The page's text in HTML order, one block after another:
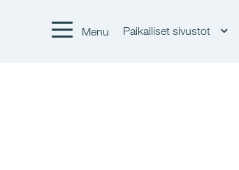
Menu Paikalliset sivustot